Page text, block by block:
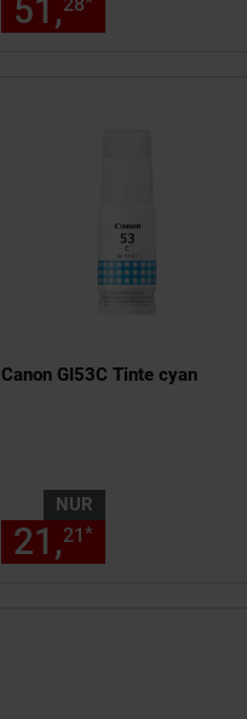
51,
Canon GI53C Tinte cyan
NUR
21,21*